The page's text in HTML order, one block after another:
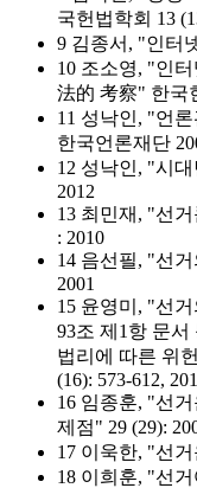
국헌법학회 13
9 김종서, "인터
10 조소영, "인
法的 考察" 한국
11 성낙인, "언
한국언론재단
12 성낙인, "시
2012
13 최민재, "선
: 2010
14 음선필, "선
2001
15 윤영미, "선
93조 제1항 문
법리에 따른 위
(16): 573-612,
16 임종훈, "선
제점" 29 (29):
17 이욱한, "선
18 이희훈, "선